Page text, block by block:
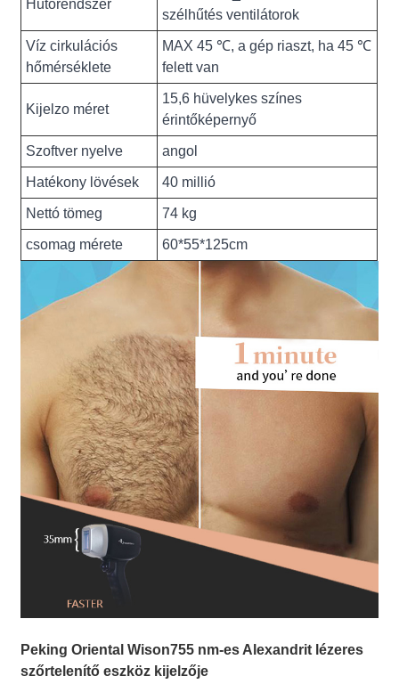
Hűtőrendszer
szélhűtés ventilátorok
Víz cirkulációs
hőmérséklete
MAX 45 ℃, a gép riaszt, ha 45 ℃
felett van
Kijelzo méret
15,6 hüvelykes színes
érintőképernyő
Szoftver nyelve angol
Hatékony lövések 40 millió
Nettó tömeg 74 kg
csomag mérete 60*55*125cm
Peking Oriental Wison755 nm-es Alexandrit lézeres
szőrtelenítő eszköz kijelzője